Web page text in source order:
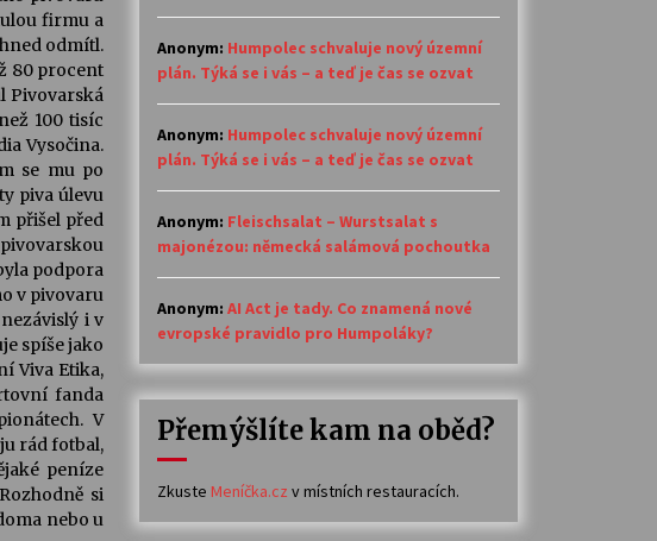
firmu a
odmítl.
80 procent
Pivovarská
100 tisíc
Vysočina.
se mu po
piva úlevu
přišel před
podpora
v pivovaru
i v
spíše jako
Viva Etika,
fanda
V
rád fotbal,
peníze
si
nebo u
Anonym: Humpolec schvaluje nový územní
plán. Týká se i vás – a teď je čas se ozvat
Anonym: Humpolec schvaluje nový územní
plán. Týká se i vás – a teď je čas se ozvat
Anonym: Fleischsalat – Wurstsalat s
majonézou: německá salámová pochoutka
Anonym: AI Act je tady. Co znamená nové
evropské pravidlo pro Humpoláky?
Přemýšlíte kam na oběd?
Zkuste Meníčka.cz v místních restauracích.